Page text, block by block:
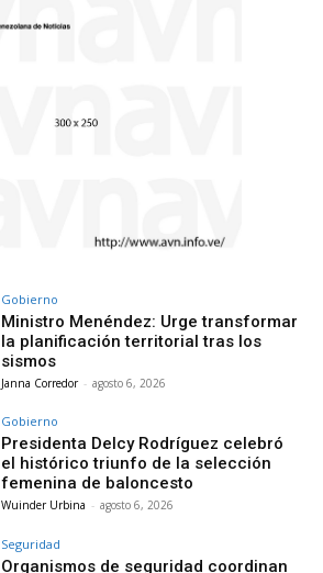
Gobierno
Ministro Menéndez: Urge transformar
la planificación territorial tras los
sismos
Janna Corredor - agosto 6, 2026
Gobierno
Presidenta Delcy Rodríguez celebró
el histórico triunfo de la selección
femenina de baloncesto
Wuinder Urbina - agosto 6, 2026
Seguridad
Organismos de seguridad coordinan